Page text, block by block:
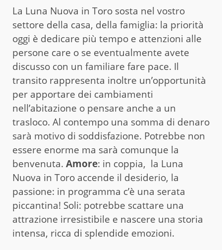
La Luna Nuova in Toro sosta nel vostro
settore della casa, della famiglia: la priorità
oggi è dedicare più tempo e attenzioni alle
persone care o se eventualmente avete
discusso con un familiare fare pace. Il
transito rappresenta inoltre un’opportunità
per apportare dei cambiamenti
nell’abitazione o pensare anche a un
trasloco. Al contempo una somma di denaro
sarà motivo di soddisfazione. Potrebbe non
essere enorme ma sarà comunque la
benvenuta. Amore: in coppia, la Luna
Nuova in Toro accende il desiderio, la
passione: in programma c’è una serata
piccantina! Soli: potrebbe scattare una
attrazione irresistibile e nascere una storia
intensa, ricca di splendide emozioni.